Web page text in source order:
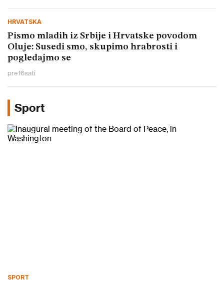
HRVATSKA
Pismo mladih iz Srbije i Hrvatske povodom
Oluje: Susedi smo, skupimo hrabrosti i
pogledajmo se
pre16sati
Sport
SPORT